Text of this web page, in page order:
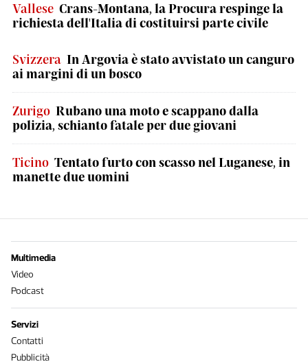
Vallese Crans-Montana, la Procura respinge la
richiesta dell'Italia di costituirsi parte civile
Svizzera In Argovia è stato avvistato un canguro
ai margini di un bosco
Zurigo Rubano una moto e scappano dalla
polizia, schianto fatale per due giovani
Ticino Tentato furto con scasso nel Luganese, in
manette due uomini
Multimedia
Video
Podcast
Servizi
Contatti
Pubblicità